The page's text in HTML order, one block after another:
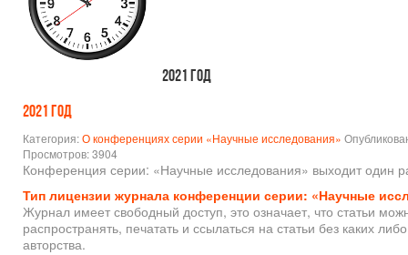
2021 год
2021 год
Категория:О конференциях серии «Научные исследования»
Просмотров: 3904
Конференция серии: «Научные исследования» выходит один
Тип лицензии журнала конференции серии: «Научные
Журнал имеет свободный доступ, это означает, что статьи
распространять, печатать и ссылаться на статьи без каких
авторства.